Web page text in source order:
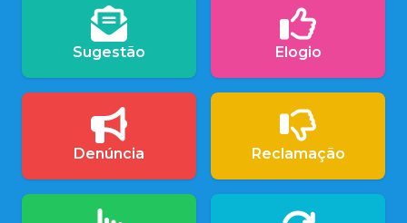
Sugestão Elogio
Denúncia Reclamação